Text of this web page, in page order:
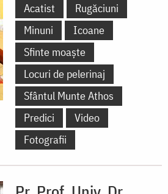
Acatist
Rugăciuni
Minuni
Icoane
Sfinte moaște
Locuri de pelerinaj
Sfântul Munte Athos
Predici
Video
Fotografii